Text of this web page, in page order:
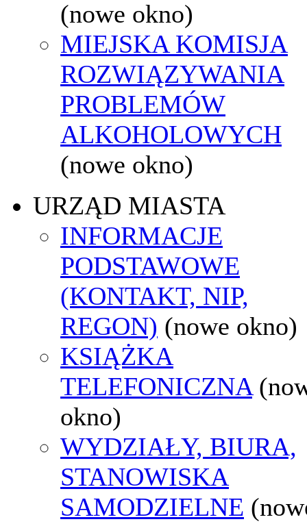
(nowe okno)
MIEJSKA KOMISJA
ROZWIĄZYWANIA
PROBLEMÓW
ALKOHOLOWYCH
(nowe okno)
URZĄD MIASTA
INFORMACJE
PODSTAWOWE
(KONTAKT, NIP,
REGON) (nowe okno)
KSIĄŻKA
TELEFONICZNA
okno)
WYDZIAŁY, BIURA,
STANOWISKA
SAMODZIELNE